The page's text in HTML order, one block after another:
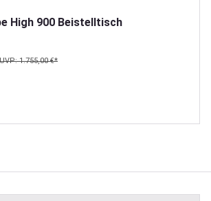
High 900 Beistelltisch
UVP: 1.755,00 €*